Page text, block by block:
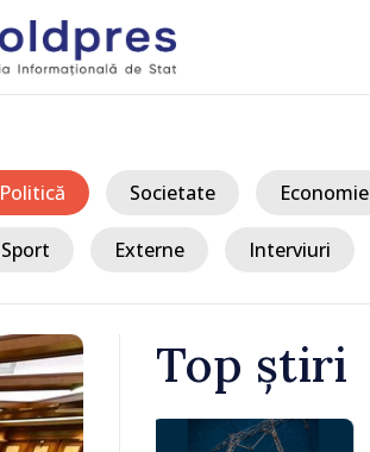
Politică Societate Economie
Sport Externe Interviuri
Top știri
/ Acum 8 ore